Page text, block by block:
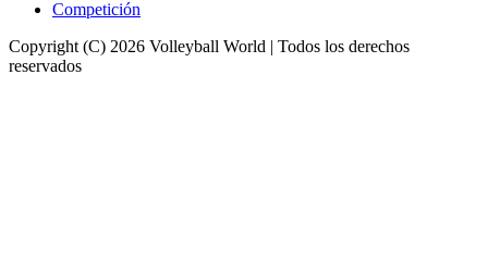
Competición
Copyright (C) 2026 Volleyball World | Todos los derechos
reservados